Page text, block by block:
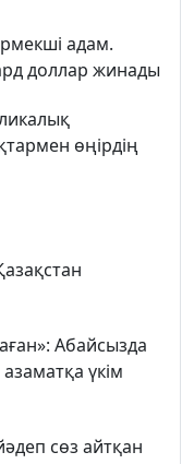
адам.
доллар жинады
өңірдің
Абайсызда
үкім
сөз айтқан